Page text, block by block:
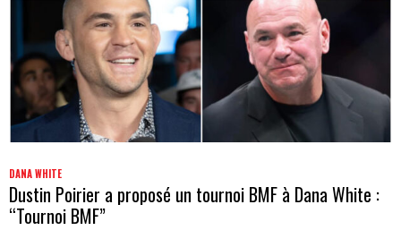
DANA WHITE
Dustin Poirier a proposé un tournoi BMF à Dana White :
“Tournoi BMF”